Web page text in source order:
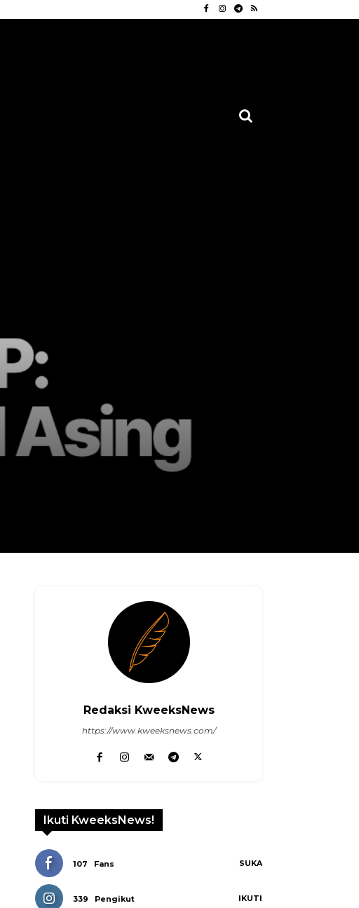
Redaksi KweeksNews
https://www.kweeksnews.com/
Ikuti KweeksNews!
107 Fans SUKA
339 Pengikut IKUTI